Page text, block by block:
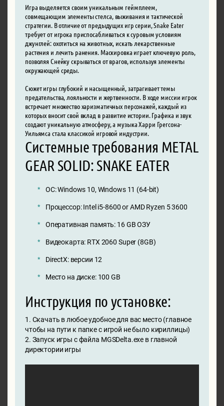
Игра выделяется своим уникальным геймплеем,
совмещающим элементы стелса, выживания и тактической
стратегии. В отличие от предыдущих игр серии, Snake Eater
требует от игрока приспосабливаться к суровым условиям
джунглей: охотиться на животных, искать лекарственные
растения и лечить ранения. Маскировка играет ключевую роль,
позволяя Снейку скрываться от врагов, используя элементы
окружающей среды.
Сюжет игры глубокий и насыщенный, затрагивает темы
предательства, лояльности и жертвенности. В ходе миссии игрок
встречает множество харизматичных персонажей, каждый из
которых вносит свой вклад в развитие истории. Графика и звук
создают уникальную атмосферу, а музыка Харри Грегсона-
Уильямса стала классикой игровой индустрии.
Системные требования METAL
GEAR SOLID: SNAKE EATER
ОС: Windows 10, Windows 11 (64-bit)
Процессор: Intel i5-8600 or AMD Ryzen 5 3600
Оперативная память: 16 GB ОЗУ
Видеокарта: RTX 2060 Super (8GB)
DirectX: версии 12
Место на диске: 100 GB
Инструкция по установке:
1. Скачать в любое удобное для вас место (главное
чтобы на пути к папке с игрой не было кириллицы)
2. Запуск игры с файла MGSDelta.exe в главной
директории игры